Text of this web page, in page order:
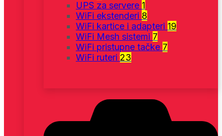
UPS za servere 1
WiFi ekstenderi 8
WiFi kartice i adapteri 19
WiFi Mesh sistemi 7
WiFi pristupne tačke 7
WiFi ruteri 23